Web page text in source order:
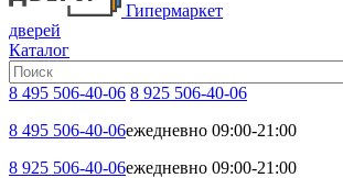
Гипермаркет
дверей
Каталог
8 495 506-40-06 8 925 506-40-06
8 495 506-40-06ежедневно 09:00-21:00
8 925 506-40-06ежедневно 09:00-21:00